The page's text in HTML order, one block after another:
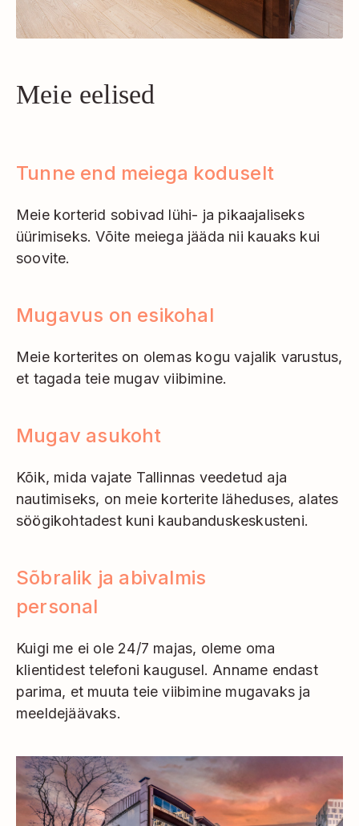
Meie eelised
Tunne end meiega koduselt
Meie korterid sobivad lühi- ja pikaajaliseks
üürimiseks. Võite meiega jääda nii kauaks kui
soovite.
Mugavus on esikohal
Meie korterites on olemas kogu vajalik varustus,
et tagada teie mugav viibimine.
Mugav asukoht
Kõik, mida vajate Tallinnas veedetud aja
nautimiseks, on meie korterite läheduses, alates
söögikohtadest kuni kaubanduskeskusteni.
Sõbralik ja abivalmis
personal
Kuigi me ei ole 24/7 majas, oleme oma
klientidest telefoni kaugusel. Anname endast
parima, et muuta teie viibimine mugavaks ja
meeldejäävaks.